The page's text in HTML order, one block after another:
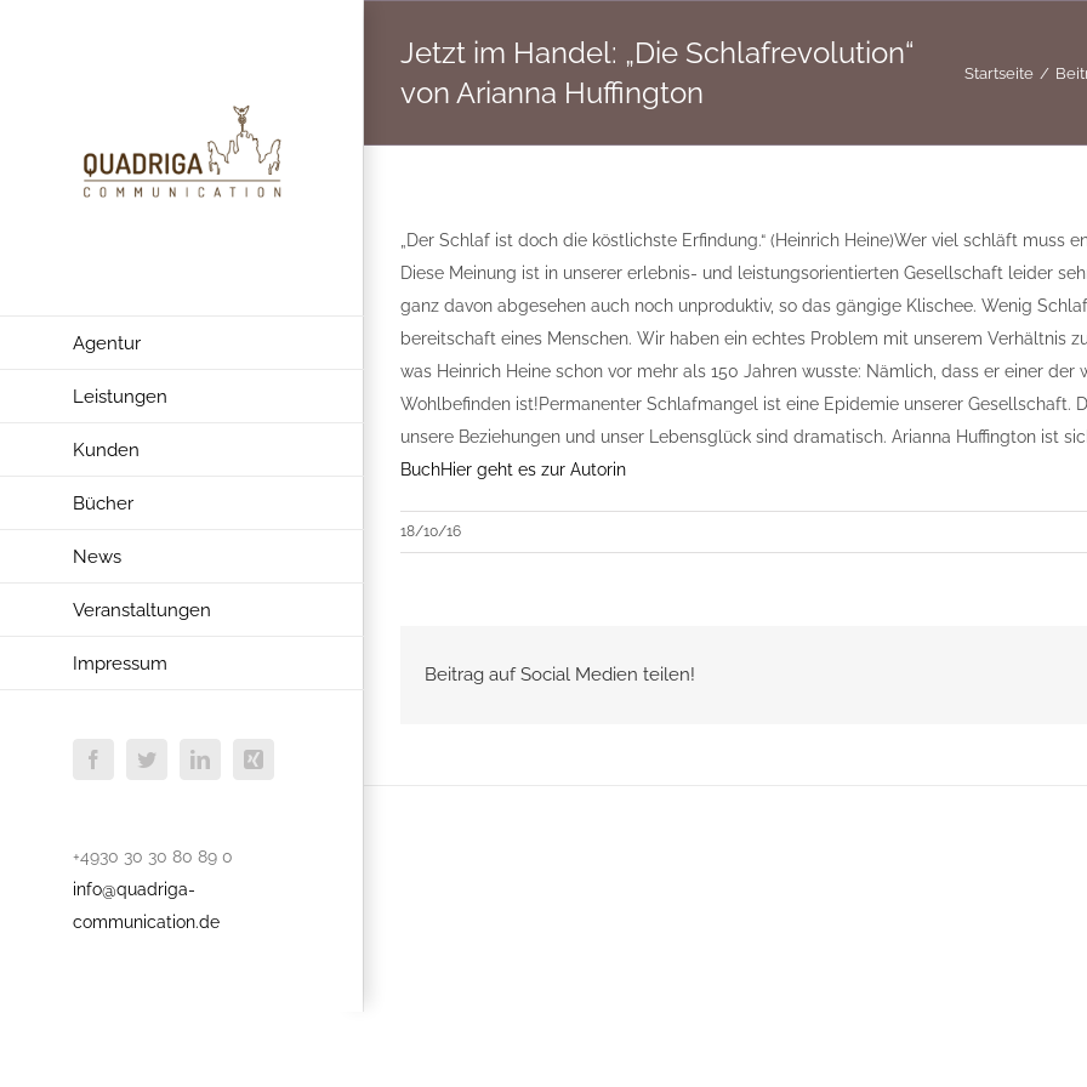
Agentur
Leistungen
Kunden
Bücher
News
Veranstaltungen
Impressum
FacebookTwitterLinkedInXing
+4930 30 30 80 89 0
info@quadriga-
communication.de
Jetzt im Handel: „Die Schlafrevolution“
von Arianna Huffington
Startseite
„Der Schlaf ist doch die köstlichste Erfindung.“ (Heinrich Heine) Wer viel schläft
Diese Meinung ist in unserer erlebnis- und leistungsorientierten Gesellschaft leider
ganz davon abgesehen auch noch unproduktiv, so das gängige Klischee. Wenig
bereitschaft eines Menschen. Wir haben ein echtes Problem mit unserem Verhältnis
was Heinrich Heine schon vor mehr als 150 Jahren wusste: Nämlich, dass er einer
Wohlbefinden ist!Permanenter Schlafmangel ist eine Epidemie unserer Gesellschaft.
unsere Beziehungen und unser Lebensglück sind dramatisch. Arianna Huffington ist
BuchHier geht es zur Autorin
18/10/16
Beitrag auf Social Medien teilen!